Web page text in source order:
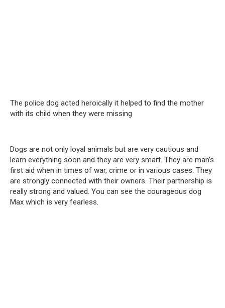
The police dog acted heroically it helped to find the mother
with its child when they were missing
Dogs are not only loyal animals but are very cautious and
learn everything soon and they are very smart. They are man’s
first aid when in times of war, crime or in various cases. They
are strongly connected with their owners. Their partnership is
really strong and valued. You can see the courageous dog
Max which is very fearless.